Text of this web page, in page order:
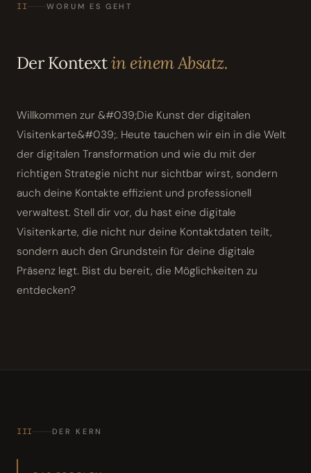
II WORUM ES GEHT
Der Kontextin einem Absatz.
Willkommen zur &#039;Die Kunst der digitalen
Visitenkarte&#039;. Heute tauchen wir ein in die Welt
der digitalen Transformation und wie du mit der
richtigen Strategie nicht nur sichtbar wirst, sondern
auch deine Kontakte effizient und professionell
verwaltest. Stell dir vor, du hast eine digitale
Visitenkarte, die nicht nur deine Kontaktdaten teilt,
sondern auch den Grundstein für deine digitale
Präsenz legt. Bist du bereit, die Möglichkeiten zu
entdecken?
III DER KERN